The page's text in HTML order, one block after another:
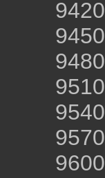
9420
9450
9480
9510
9540
9570
9600